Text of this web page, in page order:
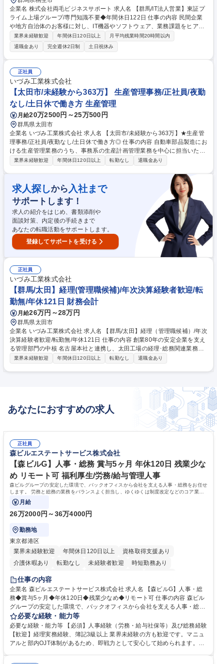
企業名 株式会社両毛ビジネスサポート 求人名 【群馬/IT法人営業】東証プ
ライム上場グループ/専門知識不要◆年間休日122日 仕事の内容 民間企業
や地方自治体のお客様に対し、IT機器やソフトウェア、業務課題をヒアリ
ングし、各種ITサービスの導入から運用・保守までを提案する営業です。
商談には技術担当が同席します。 ■既存顧客（8割）への定期訪問による
課題ヒアリング・提案 ■新規顧客（2割）の開拓・アプローチ ■商談対応、
商品サービスの調査、提案書・見積書の作成、契約手続き等の営業事務
【営業に専念できる体制】 営業事務スタッフがサポートに入るため、コア
業務である提案活動に集中できます。チーム体制で連携しながら進められ
る環境です。 募集職種 【群馬/IT法人営業】東証プライム上場グループ/専
門知識不要◆年間休日122日
業界未経験歓迎 年間休日120日以上
月平均残業時間20時間以内
退職金あり
完全週休2日制 土日祝休み
正社員
いづみ工業株式会社
【太田市/未経験から363万】 生産管理事務/正社員/夜勤
なし/土日休で働き方 生産管理
月給20万2500円～25万500円
群馬県太田市
企業名 いづみ工業株式会社 求人名 【太田市/未経験から363万】★生産管
理事務/正社員/夜勤なし/土日休で働き方◎ 仕事の内容 自動車部品製造にお
ける生産管理業務のうち、事務系の生産計画管理業務を中心に担当いただ
きます。生産計画と連動した在庫管理、出荷管理など、現場と取引先をつ
注と進捗管理 ・受注した製品の生産計画を作成 ・生産計画に基づく、社
内への生産指示と取引先への発注 ・納入発注した製品の進捗管理及び、発
注先との納期調整 ・生産管理システムへのデータ入力 将来的には課員を
まとめる立場へなっていただくことを期待してます。 募集職種 【太田市/
未経験から363万】★生産管理事務/正社員/夜勤なし/土日休で働き方◎
業界未経験歓迎 年間休日120日以上 転勤なし 退職金あり
求人探しから 入社まで
サポートします！
求人の紹介をはじめ、書類添削や
面談対策、内定後の手続きまで
あなたの転職活動をサポートします。
登録してサポートを受ける
正社員
いづみ工業株式会社
【群馬/太田】経理(管理職候補)/年次決算経験者歓迎/転
勤無/年休121日 財務会計
月給26万円～28万円
群馬県太田市
企業名 いづみ工業株式会社 求人名 【群馬/太田】経理（管理職候補）/年次
決算経験者歓迎/転勤無/年休121日 仕事の内容 創業80年の安定企業を支え
る管理部門の中核 名古屋本社と連携し、太田工場の経理･総務関連業務を
幅広く担当します。決算業務そのものではなく、本社が必要とする工場デ
告･財産管理(固定資産,資金管理,棚卸) ▼予算管理(計画・実績),月次損益の
確認▼給付金手続き(育休,産休,高年齢雇用継続給付等)▼給与計算に伴う勤
怠確認 経理の専門性を活かしつつ、将来の管理職候補として太田工場の安
業界未経験歓迎 年間休日120日以上 転勤なし 退職金あり
あなたにおすすめの求人
正社員
森ビルエステートサービス株式会社
【森ビルG】人事・総務 賞与5ヶ月 年休120日 残業少な
め リモート可 福利厚生/労務/給与管理人事
森ビルグループの安定した環境で、バックオフィスから会社を支える人事・総務をお任せ
します。 労務と総務の業務をバランスよく担当し、ゆくゆくは制度改定などのコア業務
にも挑戦できる、やりがいある環境です。
月給
26万2000円～36万4000円
勤務地
東京都港区
業界未経験歓迎
年間休日120日以上
資格取得支援あり
介護休暇あり
転勤なし 未経験者歓迎
時短勤務あり
経験者歓迎
完全週休2日制
交通費支給 長期歓迎 駅近5分以内 土日祝休み
仕事の内容
企業名 森ビルエステートサービス株式会社 求人名 【森ビルG】人事・総
務◆賞与5ヶ月◆年休120日◆残業少なめ◆リモート可 仕事の内容 森ビル
グループの安定した環境で、バックオフィスから会社を支える人事・総務
をお任せします。 労務と総務の業務をバランスよく担当し、ゆくゆくは制
度改定などのコア業務にも挑戦できる、やりがいある環境です。 ■勤怠管
理、給与計算、社会保険手続き、年末調整等の労務管理全般 ■入退社手続
き、社内規定の改定や人事制度改定などのコア業務 ■社内イベントの企画
必要な経験・能力等
必要な経験・能力等 【必須】人事経験（労務・給与社保等）及び総務経験
【歓迎】経理実務経験、簿記3級以上 業界未経験の方も歓迎です。マニュ
アルと部内OJT体制があるため、即戦力として安心して始められます。